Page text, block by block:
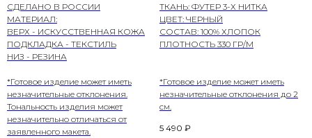
СДЕЛАНО В РОССИИ
МАТЕРИАЛ:
ВЕРХ - ИСКУССТВЕННАЯ КОЖА
ПОДКЛАДКА - ТЕКСТИЛЬ
НИЗ - РЕЗИНА
*Готовое изделие может иметь
незначительные отклонения.
Тональность изделия может
незначительно отличаться от
заявленного макета.
ТКАНЬ: ФУТЕР 3-Х НИТКА
ЦВЕТ: ЧЕРНЫЙ
СОСТАВ: 100% ХЛОПОК
ПЛОТНОСТЬ 330 ГР/М
*Готовое изделие может иметь
незначительные отклонения до 2
см.
5 490 ₽